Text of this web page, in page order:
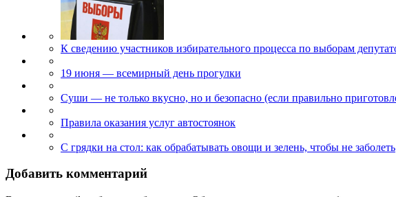
К сведению участников избирательного процесса по выборам
19 июня — всемирный день прогулки
Суши — не только вкусно, но и безопасно (если правильно
Правила оказания услуг автостоянок
С грядки на стол: как обрабатывать овощи и зелень, чтобы не заболеть
Добавить комментарий